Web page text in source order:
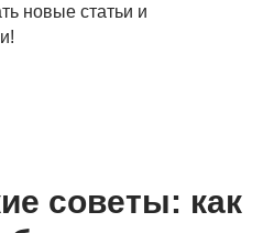
новые статьи и
советы: как